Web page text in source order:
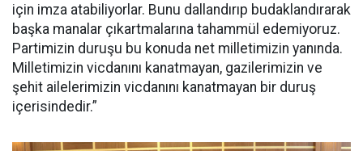
için imza atabiliyorlar. Bunu dallandırıp budaklandırarak
başka manalar çıkartmalarına tahammül edemiyoruz.
Partimizin duruşu bu konuda net milletimizin yanında.
Milletimizin vicdanını kanatmayan, gazilerimizin ve
şehit ailelerimizin vicdanını kanatmayan bir duruş
içerisindedir.”